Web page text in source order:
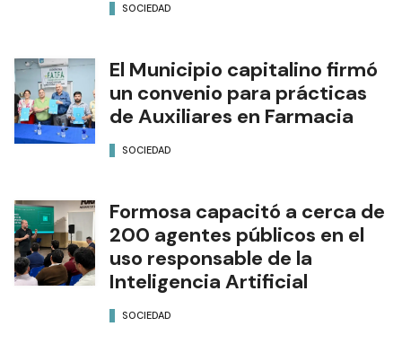
SOCIEDAD
El Municipio capitalino firmó
un convenio para prácticas
de Auxiliares en Farmacia
SOCIEDAD
Formosa capacitó a cerca de
200 agentes públicos en el
uso responsable de la
Inteligencia Artificial
SOCIEDAD